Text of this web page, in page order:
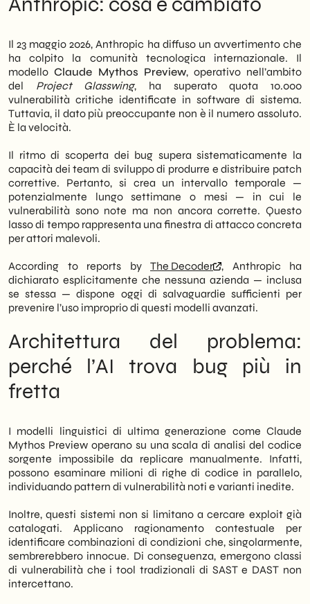
Cosa fare ora: priorità concrete per chi
The construction site is still open: no one
has the definitive solution
Outlook: Where the market is heading in
the next 18 months
50 partner, ha identificato oltre 10.000
Tuttavia, il ritmo di scoperta supera la
capacità operativa dei team di sviluppo di
produrre patch adeguate. Questo crea
quello che Anthropic stessa definisce un
High-risk transition period.
In particolare, la società ammette
inclusa lei stessa — ha ancora costruito
salvaguardie sufficienti per prevenire un uso
improprio di questi modelli. Di conseguenza,
il rischio non è teorico: è operativo e
immediato. Per le PMI italiane che
utilizzano software di terze parti o
gestiscono infrastrutture digitali, questo
politiche di patch management e una
valutazione concreta dell’esposizione ai
rischi legati all’AI.
SHM Studio
monitoriamo
costantemente l’evoluzione degli strumenti
AI e le loro implicazioni per le aziende B2B e
retail. Pertanto, in questo articolo
analizziamo cosa è cambiato, quale
impatto concreto può avere sulle PMI e
quali azioni prioritarie considerare
Il 23 maggio 2026, Anthropic ha diffuso un avvertimento che
ha colpito la comunità tecnologica internazionale. Il
modello Claude Mythos Preview, operativo nell’ambito
del Project Glasswing, ha superato quota 10.000
vulnerabilità critiche identificate in software di sistema.
Tuttavia, il dato più preoccupante non è il numero assoluto.
È la velocità.
Il ritmo di scoperta dei bug supera sistematicamente la
capacità dei team di sviluppo di produrre e distribuire patch
correttive. Pertanto, si crea un intervallo temporale —
potenzialmente lungo settimane o mesi — in cui le
vulnerabilità sono note ma non ancora corrette. Questo
lasso di tempo rappresenta una finestra di attacco concreta
per attori malevoli.
According to reports by The Decoder
, Anthropic ha
dichiarato esplicitamente che nessuna azienda — inclusa
se stessa — dispone oggi di salvaguardie sufficienti per
prevenire l’uso improprio di questi modelli avanzati.
Architettura del problema:
perché l’AI trova bug più in
fretta
I modelli linguistici di ultima generazione come Claude
Mythos Preview operano su una scala di analisi del codice
sorgente impossibile da replicare manualmente. Infatti,
possono esaminare milioni di righe di codice in parallelo,
individuando pattern di vulnerabilità noti e varianti inedite.
Inoltre, questi sistemi non si limitano a cercare exploit già
catalogati. Applicano ragionamento contestuale per
identificare combinazioni di condizioni che, singolarmente,
sembrerebbero innocue. Di conseguenza, emergono classi
di vulnerabilità che i tool tradizionali di SAST e DAST non
intercettano.